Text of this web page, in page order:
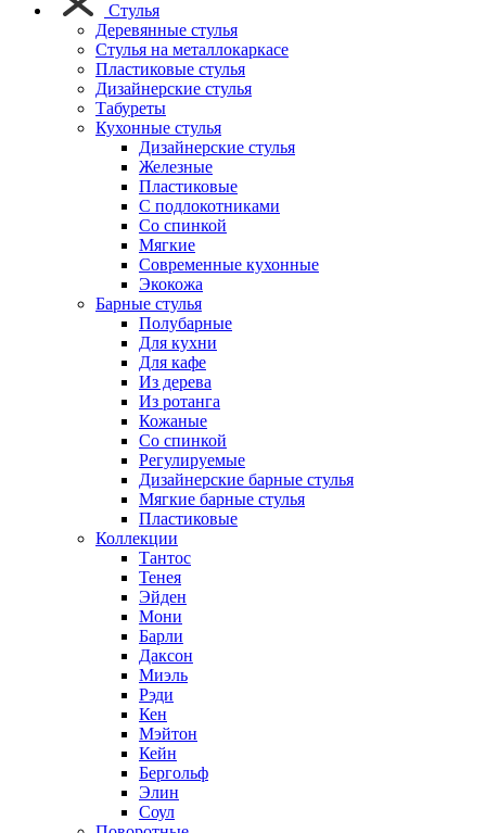
Стулья
Деревянные стулья
Стулья на металлокаркасе
Пластиковые стулья
Дизайнерские стулья
Табуреты
Кухонные стулья
Дизайнерские стулья
Железные
Пластиковые
С подлокотниками
Со спинкой
Мягкие
Современные кухонные
Экокожа
Барные стулья
Полубарные
Для кухни
Для кафе
Из дерева
Из ротанга
Кожаные
Со спинкой
Регулируемые
Дизайнерские барные стулья
Мягкие барные стулья
Пластиковые
Коллекции
Тантос
Тенея
Эйден
Мони
Барли
Даксон
Миэль
Рэди
Кен
Мэйтон
Кейн
Бергольф
Элин
Соул